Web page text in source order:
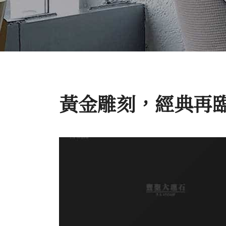
黃金雕刻，經典再